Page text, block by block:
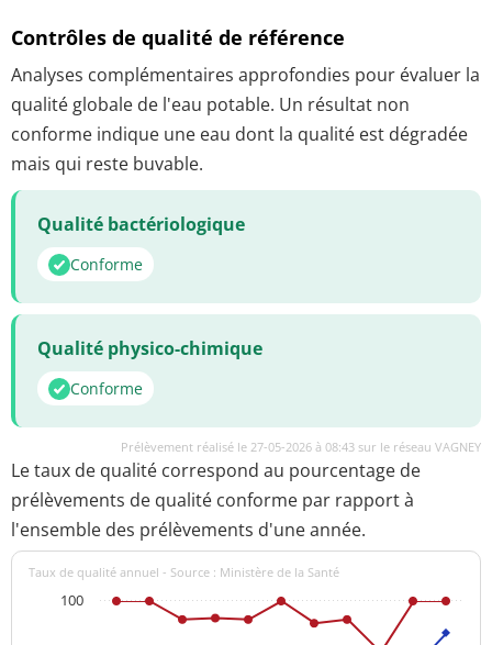
Contrôles de qualité de référence
Analyses complémentaires approfondies pour évaluer la
qualité globale de l'eau potable. Un résultat non
conforme indique une eau dont la qualité est dégradée
mais qui reste buvable.
Qualité bactériologique
Conforme
Qualité physico-chimique
Conforme
Prélèvement réalisé le 27-05-2026 à 08:43 sur le réseau VAGNEY
Le taux de qualité correspond au pourcentage de
prélèvements de qualité conforme par rapport à
l'ensemble des prélèvements d'une année.
Taux de qualité annuel - Source : Ministère de la Santé
100